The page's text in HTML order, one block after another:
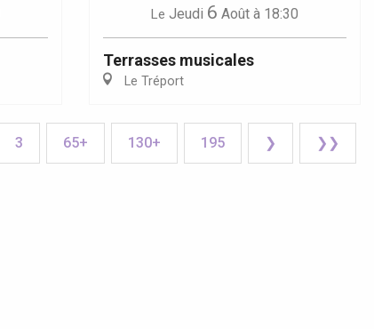
Le Jeudi 6 Août à 18:30
Terrasses musicales
Le Tréport
3 65+ 130+ 195 ❯ ❯❯